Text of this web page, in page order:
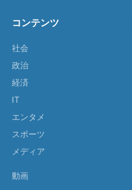
コンテンツ
社会
政治
経済
IT
エンタメ
スポーツ
メディア
動画